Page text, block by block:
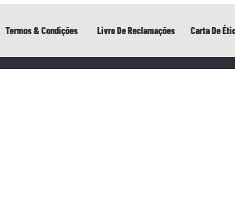
Termos & Condições Livro De Reclamações Carta De